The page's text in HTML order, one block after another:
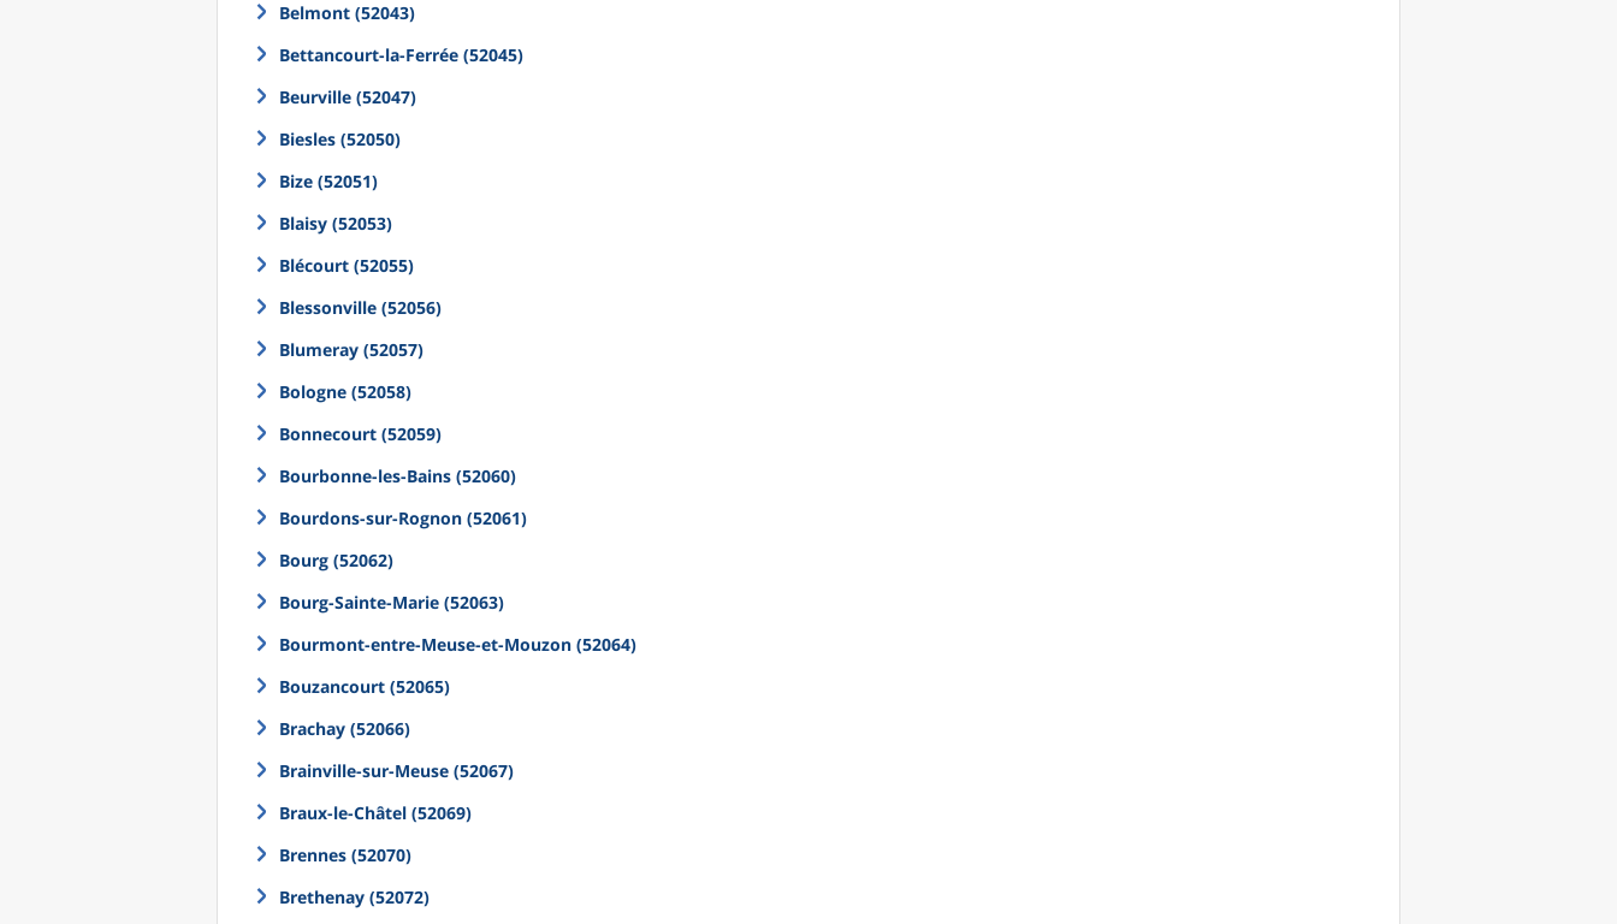
Belmont (52043)
Bettancourt-la-Ferrée (52045)
Beurville (52047)
Biesles (52050)
Bize (52051)
Blaisy (52053)
Blécourt (52055)
Blessonville (52056)
Blumeray (52057)
Bologne (52058)
Bonnecourt (52059)
Bourbonne-les-Bains (52060)
Bourdons-sur-Rognon (52061)
Bourg (52062)
Bourg-Sainte-Marie (52063)
Bourmont-entre-Meuse-et-Mouzon (52064)
Bouzancourt (52065)
Brachay (52066)
Brainville-sur-Meuse (52067)
Braux-le-Châtel (52069)
Brennes (52070)
Brethenay (52072)